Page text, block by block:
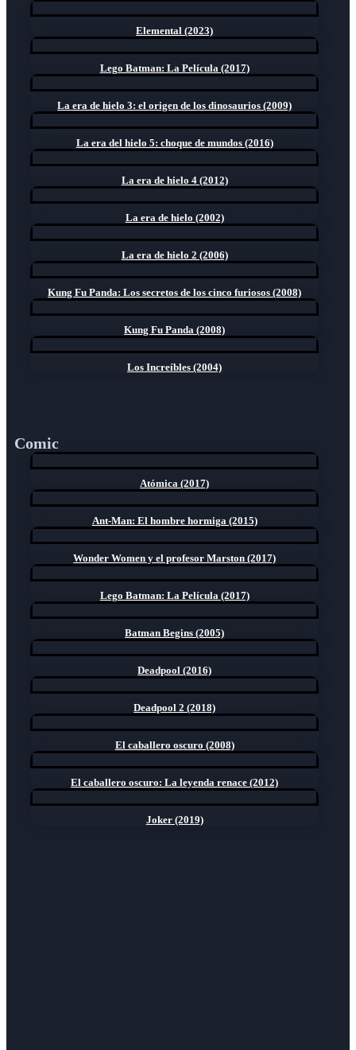
Elemental (2023)
Lego Batman: La Película (2017)
La era de hielo 3: el origen de los dinosaurios (2009)
La era del hielo 5: choque de mundos (2016)
La era de hielo 4 (2012)
La era de hielo (2002)
La era de hielo 2 (2006)
Kung Fu Panda: Los secretos de los cinco furiosos (2008)
Kung Fu Panda (2008)
Los Increíbles (2004)
Comic
Atómica (2017)
Ant-Man: El hombre hormiga (2015)
Wonder Women y el profesor Marston (2017)
Lego Batman: La Película (2017)
Batman Begins (2005)
Deadpool (2016)
Deadpool 2 (2018)
El caballero oscuro (2008)
El caballero oscuro: La leyenda renace (2012)
Joker (2019)